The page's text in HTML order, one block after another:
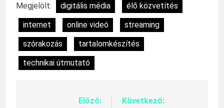
Megjelölt: digitális média
élő közvetítés
internet
online videó
streaming
szórakozás
tartalomkészítés
technikai útmutató
BejegyzésElőző:
Következő: